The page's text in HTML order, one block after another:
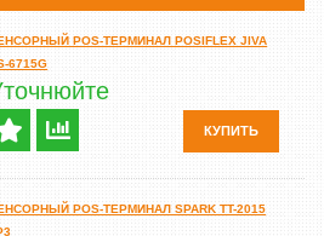
POS-ТЕРМИНАЛ POSIFLEX JIVA
6715G
КУПИТЬ
POS-ТЕРМИНАЛ SPARK TT-2015